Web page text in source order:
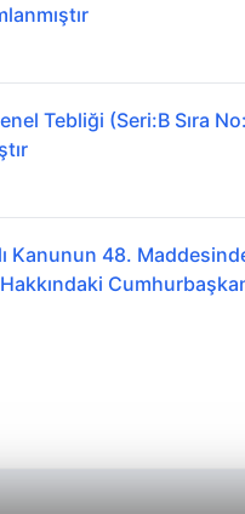
Tebliği (Seri:B Sıra
Kanunun 48.